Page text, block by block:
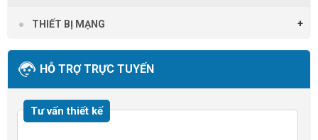
THIẾT BỊ MẠNG
HỖ TRỢ TRỰC TUYẾN
Tư vấn thiết kế